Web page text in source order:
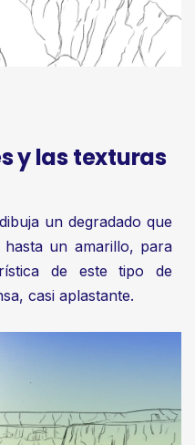
y las texturas
un degradado que
un amarillo, para
de este tipo de
casi aplastante.